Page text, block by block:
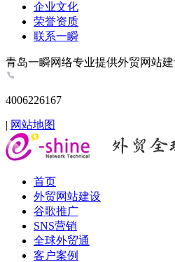
企业文化
荣誉资质
联系一瞬
青岛一瞬网络专业提供外贸网站
4006226167
| 网站地图
首页
外贸网站建设
谷歌推广
SNS营销
全球外贸通
客户案例